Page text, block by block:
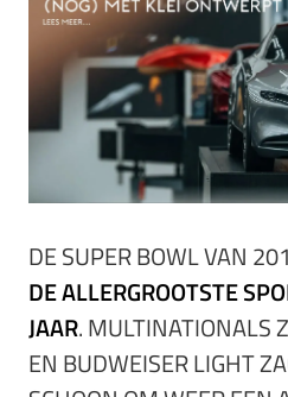
DE SUPER BOWL VAN
DE ALLERGROOTSTE
JAAR. MULTINATIONALS
EN BUDWEISER LIGHT